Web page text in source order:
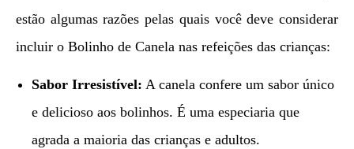
estão algumas razões pelas quais você deve considerar
incluir o Bolinho de Canela nas refeições das crianças:
Sabor Irresistível: A canela confere um sabor único
e delicioso aos bolinhos. É uma especiaria que
agrada a maioria das crianças e adultos.